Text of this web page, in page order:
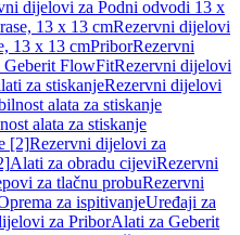
dijelovi za Podni odvodi 13 x
13 x 13 cmRezervni dijelovi
13 x 13 cmPriborRezervni
Geberit FlowFitRezervni dijelovi
za stiskanjeRezervni dijelovi
alata za stiskanje
alata za stiskanje
[2]Rezervni dijelovi za
Alati za obradu cijeviRezervni
za tlačnu probuRezervni
za ispitivanjeUređaji za
za PriborAlati za Geberit